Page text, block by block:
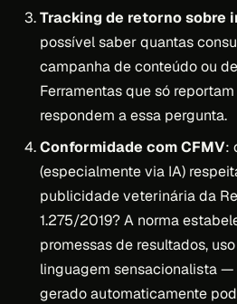
Tracking de retorno sobre
possível saber quantas
campanha de conteúdo ou
Ferramentas que só
respondem a essa pergunta.
Conformidade com CFMV:
(especialmente via IA)
publicidade veterinária da
1.275/2019? A norma
promessas de resultados,
linguagem sensacionalista
gerado automaticamente